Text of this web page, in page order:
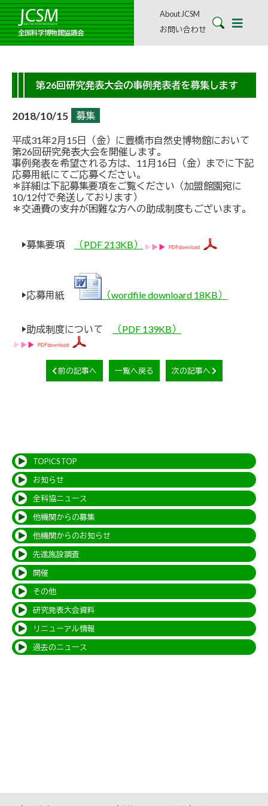
全国科学博物館協議会
About JCSM
お問い合わせ
第26回研究発表大会の事例発表者を募集します
2018/10/15 募集
平成31年2月15日（金）に豊橋市自然史博物館において
第26回研究発表大会を開催します。
事例発表を希望される方は、11月16日（金）までに下記
応募用紙にてご応募ください。
＊詳細は下記募集要項をご覧ください（加盟館園宛に
10/12付で発送しております）
＊交通費の支弁が困難な方への助成制度もございます。
▶募集要項 （PDF 213KB）
▶応募用紙 （wordfile downloard 18KB）
▶助成制度について （PDF 139KB）
前の記事へ 一覧へ戻る 次の記事へ
TOPICS TOP
お知らせ
全科協ニュース
他機関からの募集
他機関からのお知らせ
先進施設調査
開催
その他
研究発表大会資料
リニューアル情報
過去のニュース